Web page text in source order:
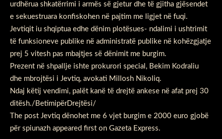
urdhërua shkatërrimi i armës së gjetur dhe të gjitha gjësendet
e sekuestruara konfiskohen në pajtim me ligjet në fuqi.
Jevtiqit iu shqiptua edhe dënim plotësues- ndalimi i ushtrimit
të funksioneve publike në administratë publike në kohëzgjatje
prej 5 vitesh pas mbajtjes së dënimit me burgim.
Prezent në shpallje ishte prokurori special, Bekim Kodraliu
dhe mbrojtësi i Jevtiq, avokati Millosh Nikoliq.
Ndaj këtij vendimi, palët kanë të drejtë ankese në afat prej 30
ditësh./BetimipërDrejtësi/
The post Jevtiq dënohet me 6 vjet burgim e 2000 euro gjobë
për spiunazh appeared first on Gazeta Express.